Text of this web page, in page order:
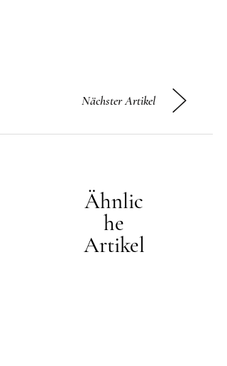
Nächster Artikel
Ähnlic
he
Artikel